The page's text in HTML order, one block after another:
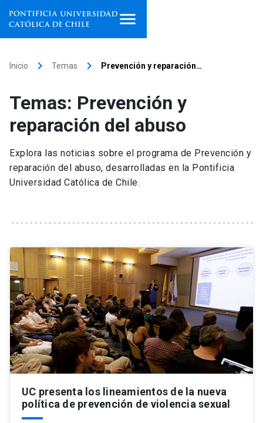
Facultades, escuelas e
institutos
Investigación
Internacionalización launch
Universidad
Información para keyboard_arrow_down
Futuros estudiantes
Estudiantes
Académicos
Personal
Go to english site launch
ACCESOS DIRECTOS
Mi Cuenta UC launch
Inicio keyboard_arrow_right Temas keyboard_arrow_right Prevención y reparación…
Temas: Prevención y
reparación del abuso
Explora las noticias sobre el programa de Prevención y
reparación del abuso, desarrolladas en la Pontificia
Universidad Católica de Chile.
UC presenta los lineamientos de la nueva
política de prevención de violencia sexual